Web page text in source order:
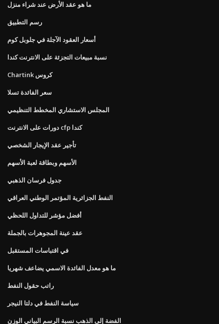
ما هو عقد الأرض عند شراء منزل
رسم التطبيق
أسعار العقود الآجلة في جلوبل كوم
نسبة مبيعات التجزئة على الانترنت كندا
Chartink كروس
سعر الفائدة تسلا
المجلس الاستشاري المخطط التنظيمي
دورات على الانترنت cfp كندا
تأجير عقد الإيجار الشخصي
الأسهم وبطاقة لعبة الأسهم
جدول فرسان الذهبي
النفط الجزائرية المؤتمر الوطني العراقي
أفضل مؤشر للتداول اللحظي
عقد عينة المجوهرات بالجملة
في اقتباسات المستقبل
ما هو معدل الفائدة الاسمي يضاعف شهريا
راتب حقول النفط
سياسة النفط في دلتا النيجر
الفضة إلى الذهب نسبة الرسم البياني الوزن